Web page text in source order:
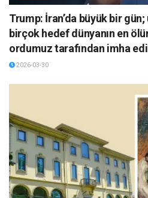
Trump: İran’da büyük bir
birçok hedef dünyanın en
ordumuz tarafından imha
2026-03-30